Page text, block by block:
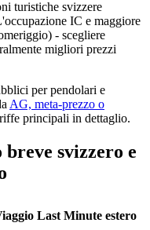
turistiche svizzere
IC e maggiore
- scegliere
migliori prezzi
per pendolari e
AG, meta-prezzo o
principali in dettaglio.
svizzero e
Last Minute estero